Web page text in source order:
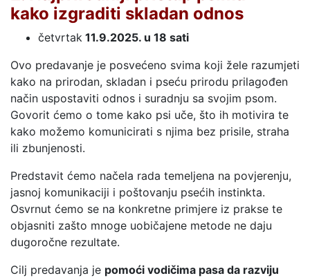
kako izgraditi skladan odnos
četvrtak 11.9.2025. u 18 sati
Ovo predavanje je posvećeno svima koji žele razumjeti
kako na prirodan, skladan i pseću prirodu prilagođen
način uspostaviti odnos i suradnju sa svojim psom.
Govorit ćemo o tome kako psi uče, što ih motivira te
kako možemo komunicirati s njima bez prisile, straha
ili zbunjenosti.
Predstavit ćemo načela rada temeljena na povjerenju,
jasnoj komunikaciji i poštovanju psećih instinkta.
Osvrnut ćemo se na konkretne primjere iz prakse te
objasniti zašto mnoge uobičajene metode ne daju
dugoročne rezultate.
Cilj predavanja je pomoći vodičima pasa da razviju